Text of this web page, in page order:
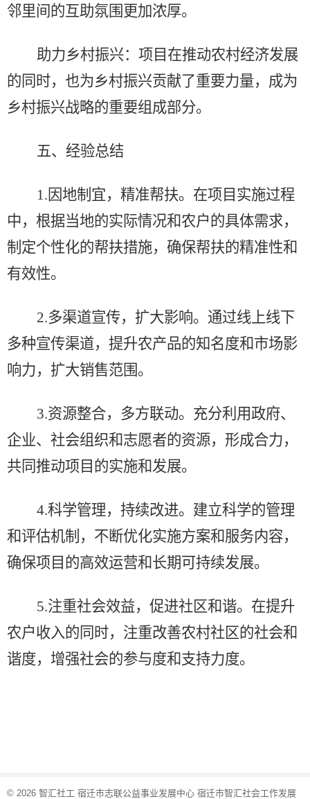
邻里间的互助氛围更加浓厚。
助力乡村振兴：项目在推动农村经济发展
的同时，也为乡村振兴贡献了重要力量，成为
乡村振兴战略的重要组成部分。
五、 经验总结
1. 因地制宜，精准帮扶。 在项目实施过程
中，根据当地的实际情况和农户的具体需求，
制定个性化的帮扶措施，确保帮扶的精准性和
有效性。
2.多渠道宣传，扩大影响。 通过线上线下
多种宣传渠道，提升农产品的知名度和市场影
响力，扩大销售范围。
3.资源整合，多方联动。 充分利用政府、
企业、社会组织和志愿者的资源，形成合力，
共同推动项目的实施和发展。
4.科学管理，持续改进。 建立科学的管理
和评估机制，不断优化实施方案和服务内容，
确保项目的高效运营和长期可持续发展。
5.注重社会效益，促进社区和谐。 在提升
农户收入的同时，注重改善农村社区的社会和
谐度，增强社会的参与度和支持力度。
© 2026 智汇社工 宿迁市志联公益事业发展中心 宿迁市智汇社会工作发展